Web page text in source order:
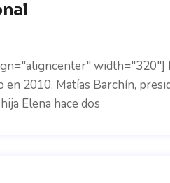
width="320"]
2010. Matías Barchín,
Elena hace dos